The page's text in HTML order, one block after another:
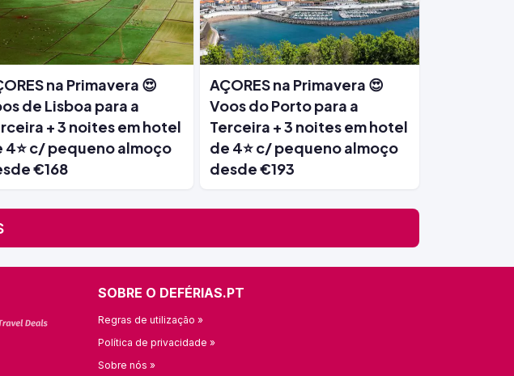
na Primavera 😍
de Lisboa para a
+ 3 noites em hotel
4⭐ c/ pequeno almoço
€168
AÇORES na Primavera 😍
Voos do Porto para a
Terceira + 3 noites em hotel
de 4⭐ c/ pequeno almoço
desde €193
SOBRE O DEFÉRIAS.PT
Regras de utilização »
Política de privacidade »
Sobre nós »